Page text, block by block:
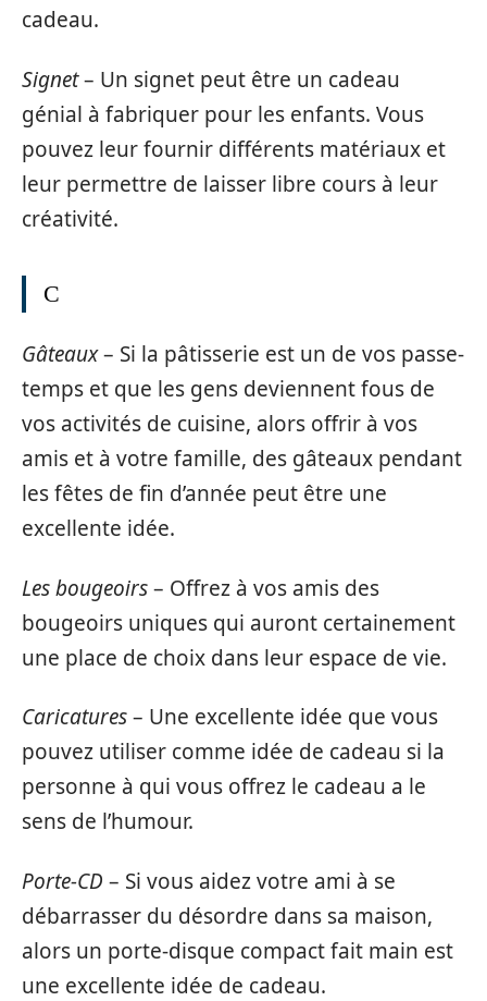
cadeau.
Signet– Un signet peut être un cadeau
génial à fabriquer pour les enfants. Vous
pouvez leur fournir différents matériaux et
leur permettre de laisser libre cours à leur
créativité.
C
Gâteaux– Si la pâtisserie est un de vos passe-
temps et que les gens deviennent fous de
vos activités de cuisine, alors offrir à vos
amis et à votre famille, des gâteaux pendant
les fêtes de fin d’année peut être une
excellente idée.
Les bougeoirs– Offrez à vos amis des
bougeoirs uniques qui auront certainement
une place de choix dans leur espace de vie.
Caricatures– Une excellente idée que vous
pouvez utiliser comme idée de cadeau si la
personne à qui vous offrez le cadeau a le
sens de l’humour.
Porte-CD – Si vous aidez votre ami à se
débarrasser du désordre dans sa maison,
alors un porte-disque compact fait main est
une excellente idée de cadeau.